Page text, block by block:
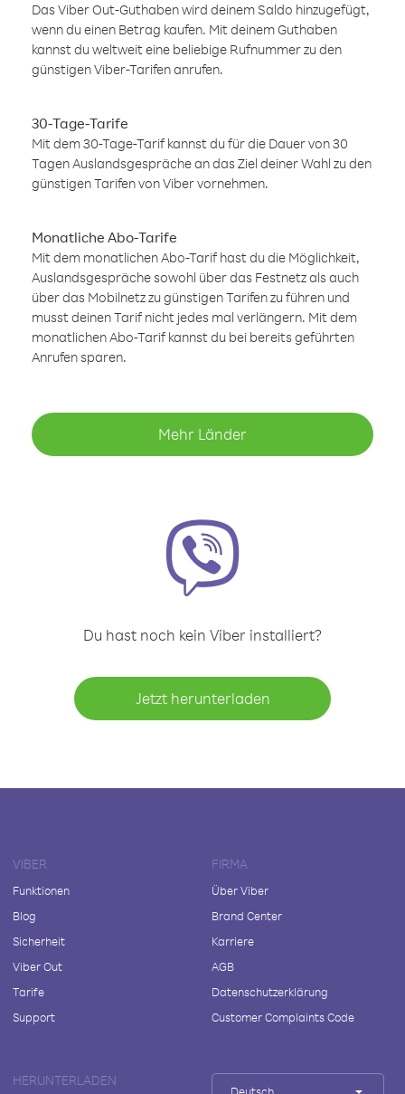
Das Viber Out-Guthaben wird deinem Saldo hinzugefügt,
wenn du einen Betrag kaufen. Mit deinem Guthaben
kannst du weltweit eine beliebige Rufnummer zu den
günstigen Viber-Tarifen anrufen.
30-Tage-Tarife
Mit dem 30-Tage-Tarif kannst du für die Dauer von 30
Tagen Auslandsgespräche an das Ziel deiner Wahl zu den
günstigen Tarifen von Viber vornehmen.
Monatliche Abo-Tarife
Mit dem monatlichen Abo-Tarif hast du die Möglichkeit,
Auslandsgespräche sowohl über das Festnetz als auch
über das Mobilnetz zu günstigen Tarifen zu führen und
musst deinen Tarif nicht jedes mal verlängern. Mit dem
monatlichen Abo-Tarif kannst du bei bereits geführten
Anrufen sparen.
Mehr Länder
Du hast noch kein Viber installiert?
Jetzt herunterladen
VIBER
Funktionen
Blog
Sicherheit
Viber Out
Tarife
Support
FIRMA
Über Viber
Brand Center
Karriere
AGB
Datenschutzerklärung
Customer Complaints Code
HERUNTERLADEN